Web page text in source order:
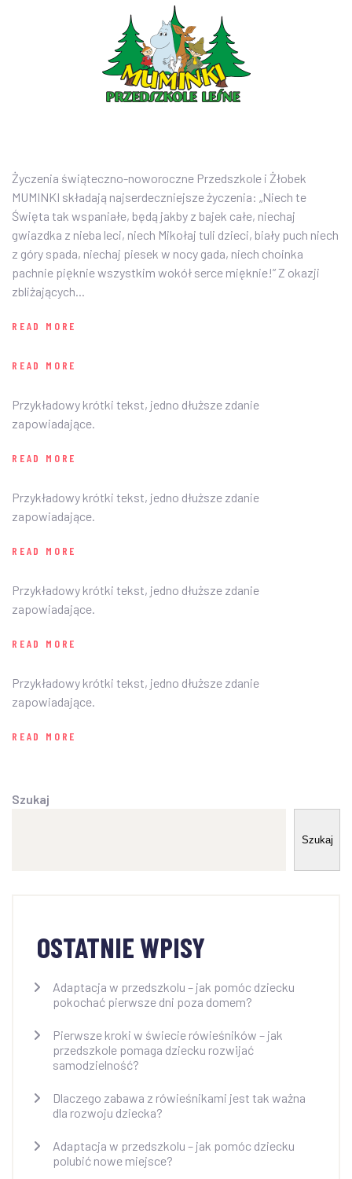
PRZEDSZKOLE
AKTUALNOŚCI
PLAN DNIA
ZAPISY
KONTAKT
Życzenia świąteczno-noworoczne Przedszkole i Żłobek
MUMINKI składają najserdeczniejsze życzenia: „Niech te
Święta tak wspaniałe, będą jakby z bajek całe, niechaj
gwiazdka z nieba leci, niech Mikołaj tuli dzieci, biały puch niech
z góry spada, niechaj piesek w nocy gada, niech choinka
pachnie pięknie wszystkim wokół serce mięknie!” Z okazji
zbliżających...
READ MORE
READ MORE
Przykładowy krótki tekst, jedno dłuższe zdanie
zapowiadające.
READ MORE
Przykładowy krótki tekst, jedno dłuższe zdanie
zapowiadające.
READ MORE
Przykładowy krótki tekst, jedno dłuższe zdanie
zapowiadające.
READ MORE
Przykładowy krótki tekst, jedno dłuższe zdanie
zapowiadające.
READ MORE
Szukaj
Szukaj
OSTATNIE WPISY
Adaptacja w przedszkolu – jak pomóc dziecku
pokochać pierwsze dni poza domem?
Pierwsze kroki w świecie rówieśników – jak
przedszkole pomaga dziecku rozwijać
samodzielność?
Dlaczego zabawa z rówieśnikami jest tak ważna
dla rozwoju dziecka?
Adaptacja w przedszkolu – jak pomóc dziecku
polubić nowe miejsce?